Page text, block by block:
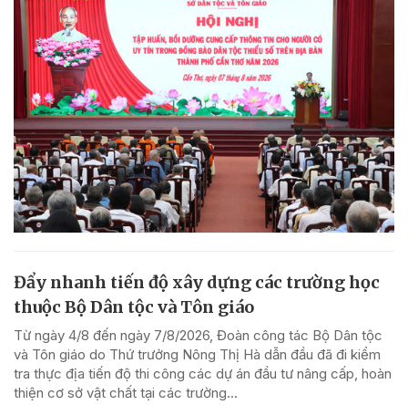
Đẩy nhanh tiến độ xây dựng các trường học
thuộc Bộ Dân tộc và Tôn giáo
Từ ngày 4/8 đến ngày 7/8/2026, Đoàn công tác Bộ Dân tộc
và Tôn giáo do Thứ trưởng Nông Thị Hà dẫn đầu đã đi kiểm
tra thực địa tiến độ thi công các dự án đầu tư nâng cấp, hoàn
thiện cơ sở vật chất tại các trường...